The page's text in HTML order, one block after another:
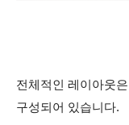
전체적인 레이아웃
구성되어 있습니다.